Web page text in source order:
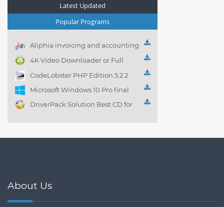
Latest Updated
Popular Programs
Aliphia invoicing and accounting
management 1.0.1
4K Video Downloader or Full
Playlist! 3.4.5.1525
CodeLobster PHP Edition 5.2.2
Microsoft Windows 10 Pro final
DriverPack Solution Best CD for
About Us